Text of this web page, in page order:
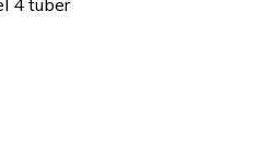
4 tuber